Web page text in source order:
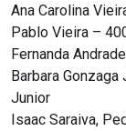
Ana Carolina
Pablo Vieira –
Fernanda
Barbara
Junior
Isaac Saraiva,